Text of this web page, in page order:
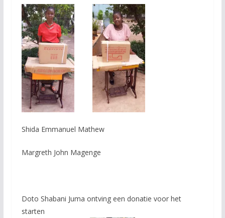
Shida Emmanuel Mathew
Margreth John Magenge
Doto Shabani Juma ontving een donatie voor het
starten